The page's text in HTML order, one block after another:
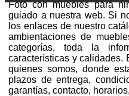
Foto con muebles para
guiado a nuestra web. Si
los enlaces de nuestro
ambientaciones de
categorías, toda la
características y calidades.
quienes somos, donde
plazos de entrega,
garantías, contacto,